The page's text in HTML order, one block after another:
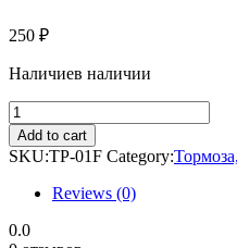
250 ₽
Наличиев наличии
Колодки
"disk"
тормоза
керамические
TOOPRE
01F
Add to cart
SKU:TP-01F Category:
Reviews (0)
0.0